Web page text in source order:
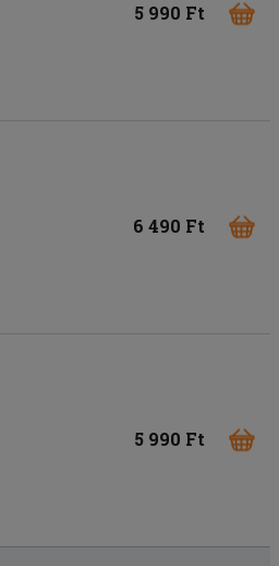
5 990 Ft
6 490 Ft
5 990 Ft